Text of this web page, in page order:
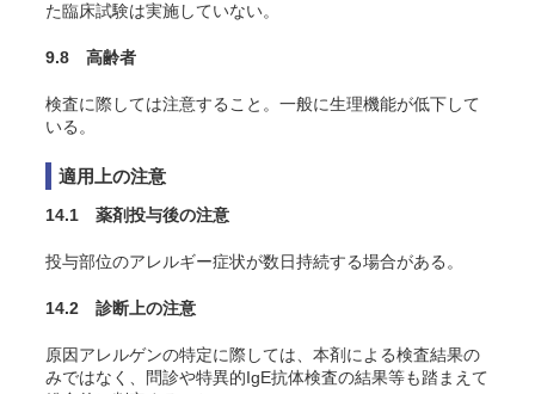
た臨床試験は実施していない。
9.8 高齢者
検査に際しては注意すること。一般に生理機能が低下して
いる。
適用上の注意
14.1 薬剤投与後の注意
投与部位のアレルギー症状が数日持続する場合がある。
14.2 診断上の注意
原因アレルゲンの特定に際しては、本剤による検査結果の
みではなく、問診や特異的IgE抗体検査の結果等も踏まえて